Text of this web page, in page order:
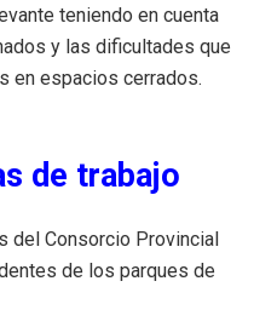
teniendo en cuenta
y las dificultades que
en espacios cerrados.
de trabajo
del Consorcio Provincial
de los parques de